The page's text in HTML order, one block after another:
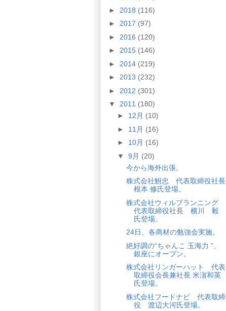
► 2018 (116)
► 2017 (97)
► 2016 (120)
► 2015 (146)
► 2014 (219)
► 2013 (232)
► 2012 (301)
▼ 2011 (180)
► 12月 (10)
► 11月 (16)
► 10月 (16)
▼ 9月 (20)
今から海外出張。
株式会社鮒忠 代表取締役社長
根本 修氏登場。
株式会社ウィルプランニング
代表取締役社長 横川 毅
氏登場。
24日、各商材の勉強会実施。
絶好調の“ちゃんこ 玉海力 ”、
銀座にオープン。
株式会社リンガーハット 代表
取締役会長兼社長 米濵和英
氏登場。
株式会社フードナビ 代表取締
役 渡辺大河氏登場。